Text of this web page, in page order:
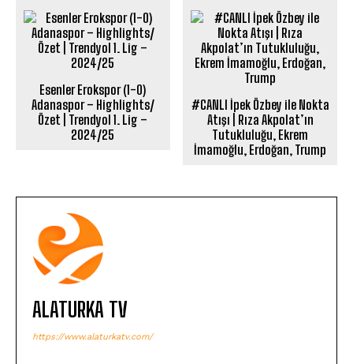
Esenler Erokspor (1-0)
Adanaspor – Highlights/
Özet | Trendyol 1. Lig –
2024/25
#CANLI İpek Özbey ile Nokta
Atışı | Rıza Akpolat’ın
Tutukluluğu, Ekrem
İmamoğlu, Erdoğan, Trump
ALATURKA TV
https://www.alaturkatv.com/